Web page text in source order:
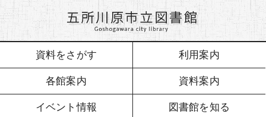
資料をさがす 利用案内
各館案内 資料案内
イベント情報 図書館を知る